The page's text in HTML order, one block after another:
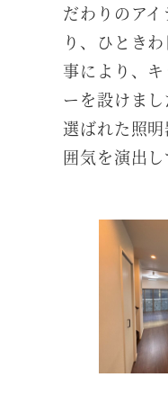
だわりのア
り、ひとき
事により、
ーを設けま
選ばれた照
囲気を演出し